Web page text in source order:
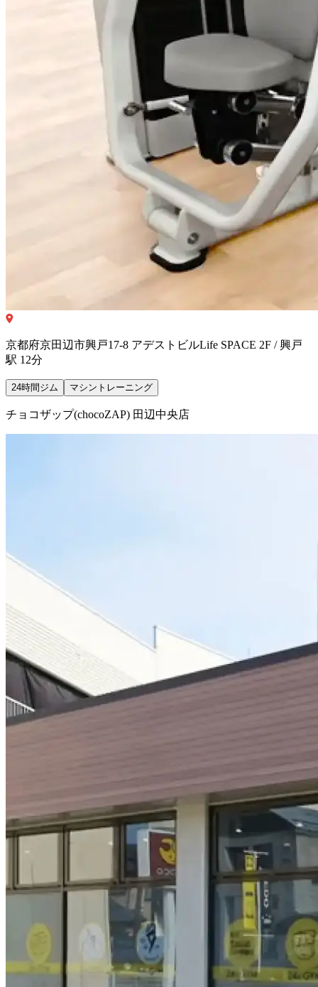
京都府京田辺市興戸17-8 アデストビルLife SPACE 2F / 興戸
駅 12分
24時間ジム マシントレーニング
チョコザップ(chocoZAP) 田辺中央店